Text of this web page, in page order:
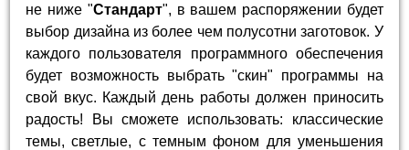
не ниже "Стандарт", в вашем распоряжении будет
выбор дизайна из более чем полусотни заготовок. У
каждого пользователя программного обеспечения
будет возможность выбрать "скин" программы на
свой вкус. Каждый день работы должен приносить
радость! Вы сможете использовать: классические
темы, светлые, с темным фоном для уменьшения